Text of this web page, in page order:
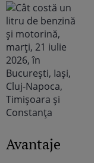
Avantaje